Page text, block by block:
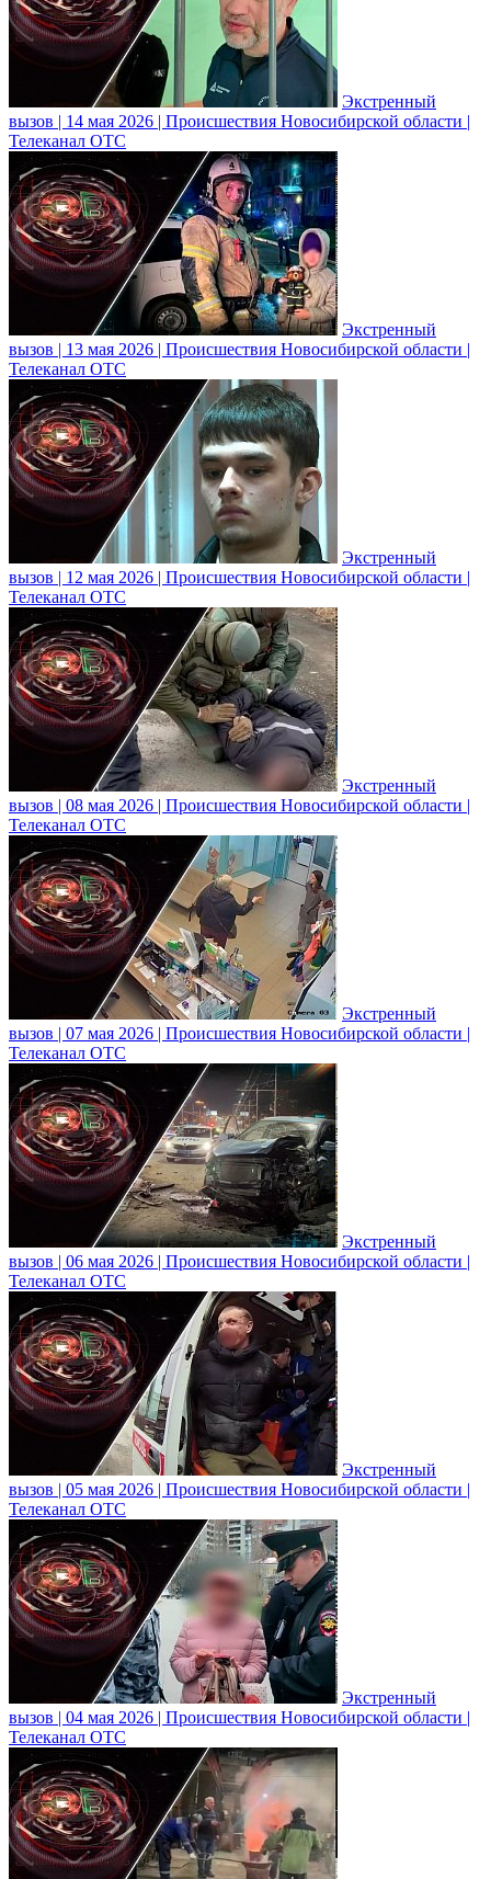
Экстренный
вызов | 14 мая 2026 | Происшествия Новосибирской области |
Телеканал ОТС
Экстренный
вызов | 13 мая 2026 | Происшествия Новосибирской области |
Телеканал ОТС
Экстренный
вызов | 12 мая 2026 | Происшествия Новосибирской области |
Телеканал ОТС
Экстренный
вызов | 08 мая 2026 | Происшествия Новосибирской области |
Телеканал ОТС
Экстренный
вызов | 07 мая 2026 | Происшествия Новосибирской области |
Телеканал ОТС
Экстренный
вызов | 06 мая 2026 | Происшествия Новосибирской области |
Телеканал ОТС
Экстренный
вызов | 05 мая 2026 | Происшествия Новосибирской области |
Телеканал ОТС
Экстренный
вызов | 04 мая 2026 | Происшествия Новосибирской области |
Телеканал ОТС